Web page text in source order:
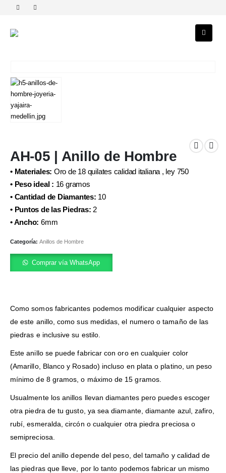
AH-05 | Anillo de Hombre
• Materiales: Oro de 18 quilates calidad italiana , ley 750
• Peso ideal : 16 gramos
• Cantidad de Diamantes: 10
• Puntos de las Piedras: 2
• Ancho: 6mm
Categoría: Anillos de Hombre
Comprar vía WhatsApp
Como somos fabricantes podemos modificar cualquier aspecto
de este anillo, como sus medidas, el numero o tamaño de las
piedras e inclusive su estilo.
Este anillo se puede fabricar con oro en cualquier color
(Amarillo, Blanco y Rosado) incluso en plata o platino, un peso
mínimo de 8 gramos, o máximo de 15 gramos.
Usualmente los anillos llevan diamantes pero puedes escoger
otra piedra de tu gusto, ya sea diamante, diamante azul, zafiro,
rubí, esmeralda, circón o cualquier otra piedra preciosa o
semipreciosa.
El precio del anillo depende del peso, del tamaño y calidad de
las piedras que lleve, por lo tanto podemos fabricar un mismo